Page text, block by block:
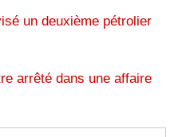
un deuxième pétrolier
arrêté dans une affaire